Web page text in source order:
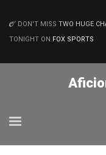
MATCHES
DON'T MISS TWO HUGE
TONIGHT ON FOX SPORTS